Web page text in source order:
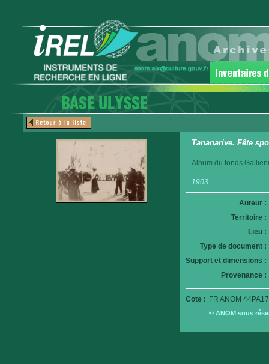
Tananarive. Fête
Album du fonds
1903
Auteur :
Territoire :
Lieu :
Type de document :
Support et dimensions :
Provenance :
Cote : FR ANOM
© ANOM sous